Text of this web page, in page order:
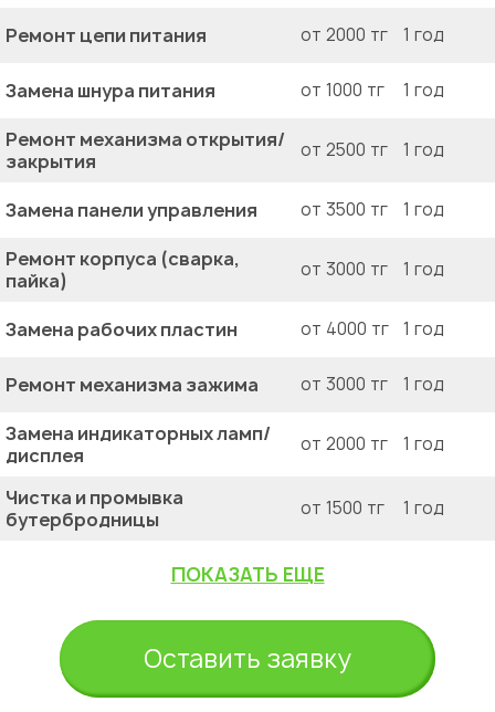
Ремонт цепи питания от 2000 тг 1 год
Замена шнура питания от 1000 тг 1 год
Ремонт механизма открытия/
закрытия
от 2500 тг 1 год
Замена панели управления от 3500 тг 1 год
Ремонт корпуса (сварка,
пайка)
от 3000 тг 1 год
Замена рабочих пластин от 4000 тг 1 год
Ремонт механизма зажима от 3000 тг 1 год
Замена индикаторных ламп/
дисплея
от 2000 тг 1 год
Чистка и промывка
бутербродницы
от 1500 тг 1 год
ПОКАЗАТЬ ЕЩЕ
Оставить заявку